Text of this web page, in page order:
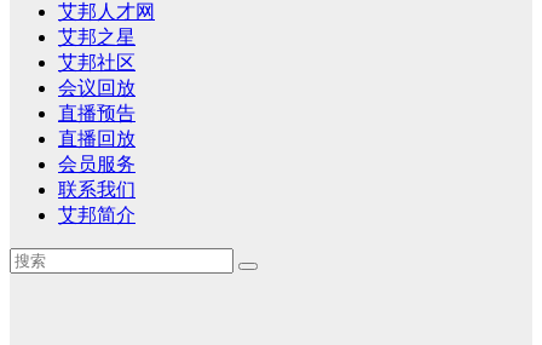
艾邦人才网
艾邦之星
艾邦社区
会议回放
直播预告
直播回放
会员服务
联系我们
艾邦简介